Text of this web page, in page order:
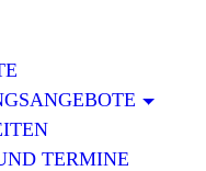
TERMINE